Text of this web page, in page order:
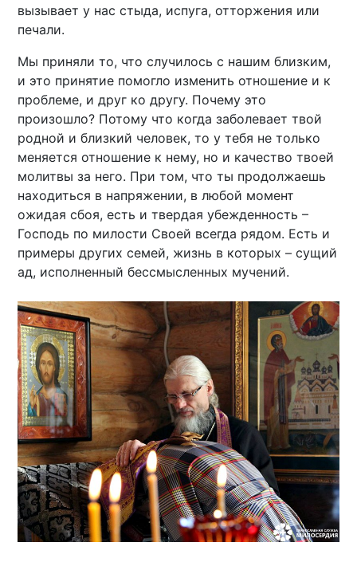
вызывает у нас стыда, испуга, отторжения или
печали.
Мы приняли то, что случилось с нашим близким,
и это принятие помогло изменить отношение и к
проблеме, и друг ко другу. Почему это
произошло? Потому что когда заболевает твой
родной и близкий человек, то у тебя не только
меняется отношение к нему, но и качество твоей
молитвы за него. При том, что ты продолжаешь
находиться в напряжении, в любой момент
ожидая сбоя, есть и твердая убежденность –
Господь по милости Своей всегда рядом. Есть и
примеры других семей, жизнь в которых – сущий
ад, исполненный бессмысленных мучений.